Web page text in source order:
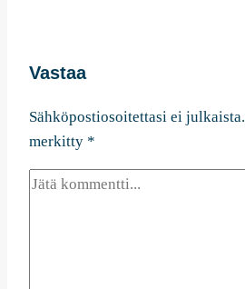
Vastaa
Sähköpostiosoitettasi ei julkaista.
merkitty *